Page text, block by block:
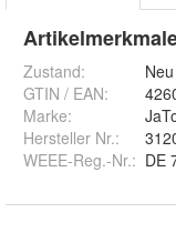
Zustand:
Neu
GTIN / EAN:
Marke:
Hersteller Nr.:
WEEE-Reg.-Nr.: DE